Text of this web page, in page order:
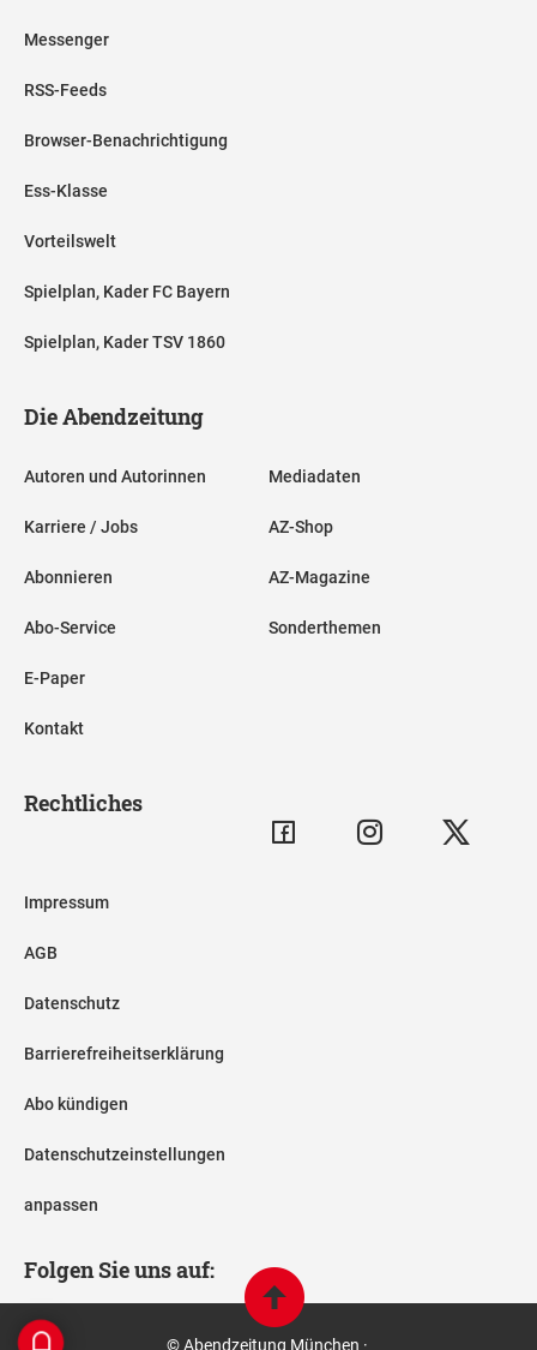
Messenger
RSS-Feeds
Browser-Benachrichtigung
Ess-Klasse
Vorteilswelt
Spielplan, Kader FC Bayern
Spielplan, Kader TSV 1860
Die Abendzeitung
Autoren und Autorinnen
Karriere / Jobs
Abonnieren
Abo-Service
E-Paper
Kontakt
Mediadaten
AZ-Shop
AZ-Magazine
Sonderthemen
Rechtliches
Impressum
AGB
Datenschutz
Barrierefreiheitserklärung
Abo kündigen
Datenschutzeinstellungen
anpassen
Folgen Sie uns auf:
© Abendzeitung München ·